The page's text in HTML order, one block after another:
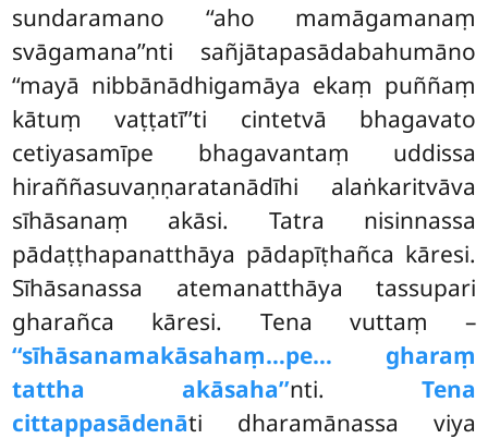
sundaramano ‘‘aho mamāgamanaṃ
svāgamana’’nti sañjātapasādabahumāno
‘‘mayā nibbānādhigamāya ekaṃ puññaṃ
kātuṃ vaṭṭatī’’ti cintetvā bhagavato
cetiyasamīpe bhagavantaṃ uddissa
hiraññasuvaṇṇaratanādīhi alaṅkaritvāva
sīhāsanaṃ akāsi. Tatra nisinnassa
pādaṭṭhapanatthāya pādapīṭhañca kāresi.
Sīhāsanassa atemanatthāya tassupari
gharañca kāresi. Tena vuttaṃ –
‘‘sīhāsanamakāsahaṃ…pe… gharaṃ
tattha akāsaha’’nti. Tena
cittappasādenāti dharamānassa viya